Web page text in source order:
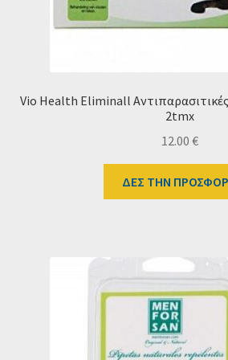
Vio Health Eliminall
2tmx
12.00 €
ΔΕΣ ΤΗΝ